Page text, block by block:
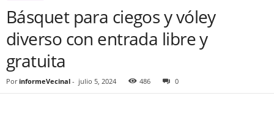
Básquet para ciegos y vóley
diverso con entrada libre y
gratuita
Por informeVecinal - julio 5, 2024 486 0